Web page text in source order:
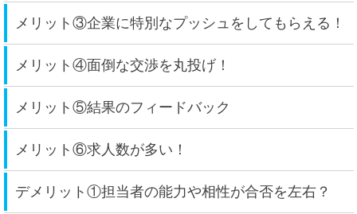
メリット③企業に特別なプッシュをしてもらえる！
メリット④面倒な交渉を丸投げ！
メリット⑤結果のフィードバック
メリット⑥求人数が多い！
デメリット①担当者の能力や相性が合否を左右？